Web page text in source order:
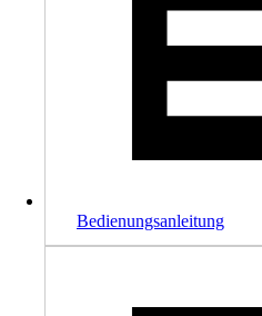
Bedienungsanleitung